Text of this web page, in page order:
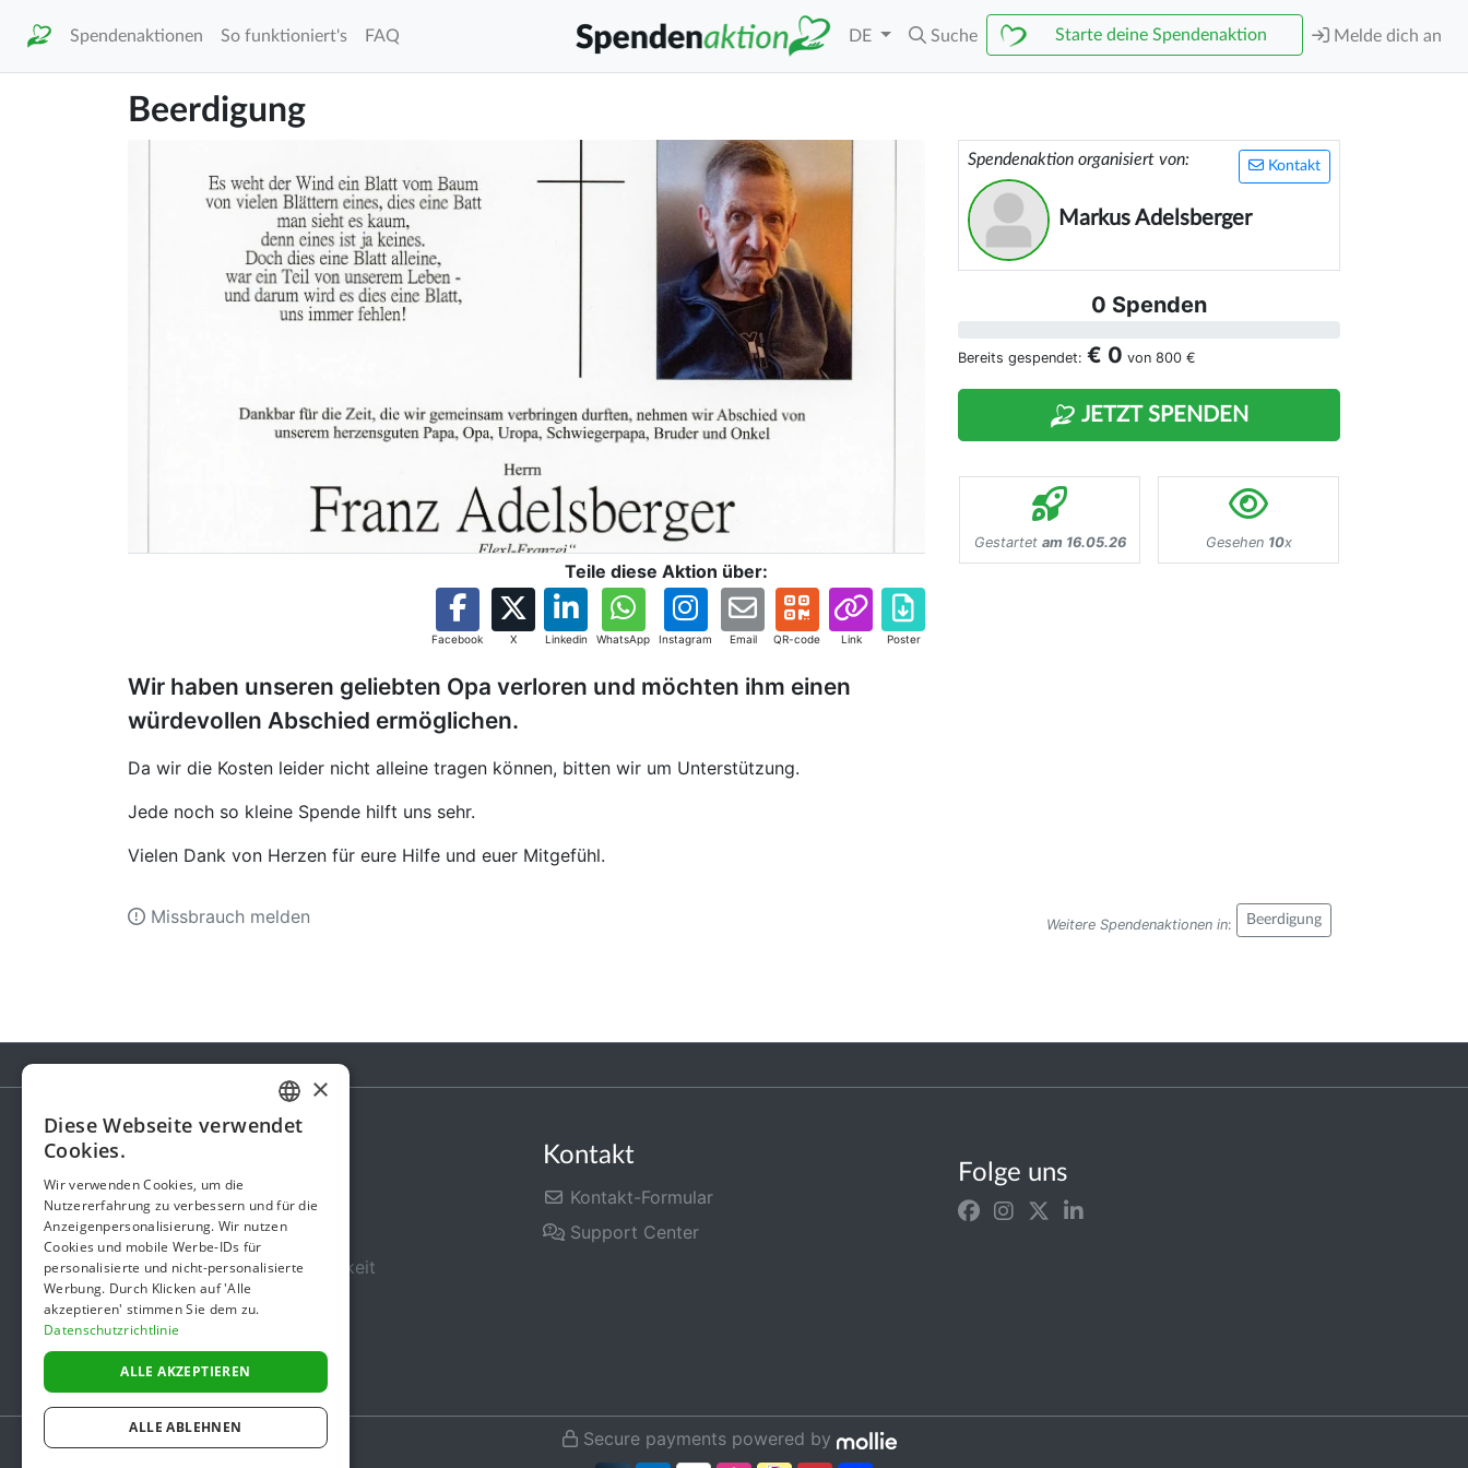
Spendenaktionen So funktioniert's FAQ DE Suche Starte deine Spendenaktion Melde dich an
Beerdigung
Teile diese Aktion über:
Facebook X Linkedin WhatsApp Instagram Email QR-code Link Poster
Wir haben unseren geliebten Opa verloren und möchten ihm einen
würdevollen Abschied ermöglichen.
Da wir die Kosten leider nicht alleine tragen können, bitten wir um Unterstützung.
Jede noch so kleine Spende hilft uns sehr.
Vielen Dank von Herzen für eure Hilfe und euer Mitgefühl.
Kontakt
Spendenaktion organisiert von:
Markus Adelsberger
0 Spenden
Bereits gespendet: € 0 von 800 €
JETZT SPENDEN
Gestartet am 16.05.26 Gesehen 10x
Weitere Spendenaktionen in: Beerdigung
Missbrauch melden
Gebühren
Über uns
Sicherheit und Zuverlässigkeit
Nutzungsbedingungen
Datenschutz
Impressum
Kontakt
Kontakt-Formular
Support Center
Folge uns
Secure payments powered by
GERMAN
×
Diese Webseite verwendet
Cookies.
Wir verwenden Cookies, um die
Nutzererfahrung zu verbessern und für die
Anzeigenpersonalisierung. Wir nutzen
Cookies und mobile Werbe-IDs für
personalisierte und nicht-personalisierte
Werbung. Durch Klicken auf 'Alle
akzeptieren' stimmen Sie dem zu.
Datenschutzrichtlinie
ALLE AKZEPTIEREN
ALLE ABLEHNEN